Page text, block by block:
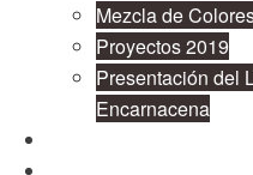
Mezcla de
Proyectos 2019
Presentación del
Encarnacena